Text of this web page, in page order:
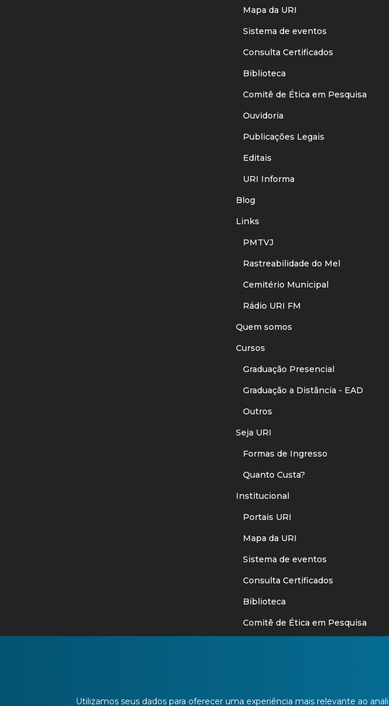
Mapa da URI
Sistema de eventos
Consulta Certificados
Biblioteca
Comitê de Ética em Pesquisa
Ouvidoria
Publicações Legais
Editais
URI Informa
Blog
Links
PMTVJ
Rastreabilidade do Mel
Cemitério Municipal
Rádio URI FM
Quem somos
Cursos
Graduação Presencial
Graduação a Distância - EAD
Outros
Seja URI
Formas de Ingresso
Quanto Custa?
Institucional
Portais URI
Mapa da URI
Sistema de eventos
Consulta Certificados
Biblioteca
Comitê de Ética em Pesquisa
Utilizamos seus dados para oferecer uma experiência mais relevante ao